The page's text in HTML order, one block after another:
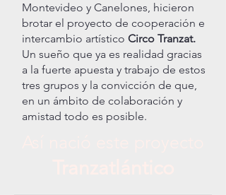
Montevideo y Canelones, hicieron
brotar el proyecto de cooperación e
intercambio artístico Circo Tranzat.
Un sueño que ya es realidad gracias
a la fuerte apuesta y trabajo de estos
tres grupos y la convicción de que,
en un ámbito de colaboración y
amistad todo es posible.